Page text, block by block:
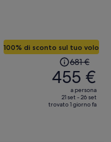
100% di sconto sul tuo volo
prezzo
era
681 €,
ora
681 €
455 €
a persona
21 set - 26 set
trovato 1 giorno fa